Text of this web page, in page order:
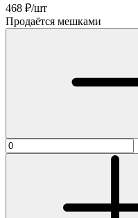
468 ₽/шт
Продаётся мешками